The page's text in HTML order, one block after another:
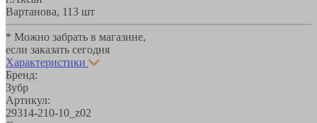
Вартанова, 113 шт
* Можно забрать в магазине,
если заказать сегодня
Характеристики
Бренд:
Зубр
Артикул:
29314-210-10_z02